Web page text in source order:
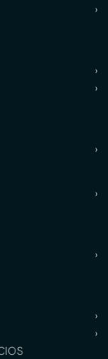
›
›
›
›
›
›
›
›